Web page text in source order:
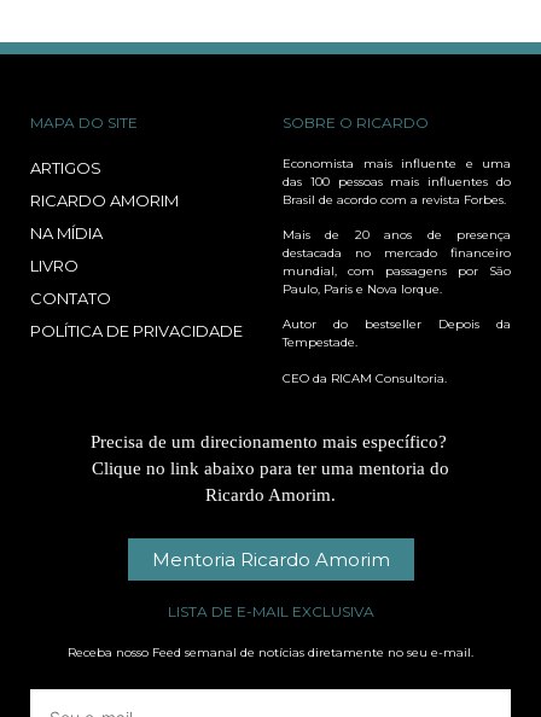
MAPA DO SITE
ARTIGOS
RICARDO AMORIM
NA MÍDIA
LIVRO
CONTATO
POLÍTICA DE PRIVACIDADE
SOBRE O RICARDO
Economista mais influente e uma
das 100 pessoas mais influentes do
Brasil de acordo com a revista Forbes.
Mais de 20 anos de presença
destacada no mercado financeiro
mundial, com passagens por São
Paulo, Paris e Nova Iorque.
Autor do bestseller Depois da
Tempestade.
CEO da RICAM Consultoria.
Precisa de um direcionamento mais específico?
Clique no link abaixo para ter uma mentoria do
Ricardo Amorim.
Mentoria Ricardo Amorim
LISTA DE E-MAIL EXCLUSIVA
Receba nosso Feed semanal de notícias diretamente no seu e-mail.